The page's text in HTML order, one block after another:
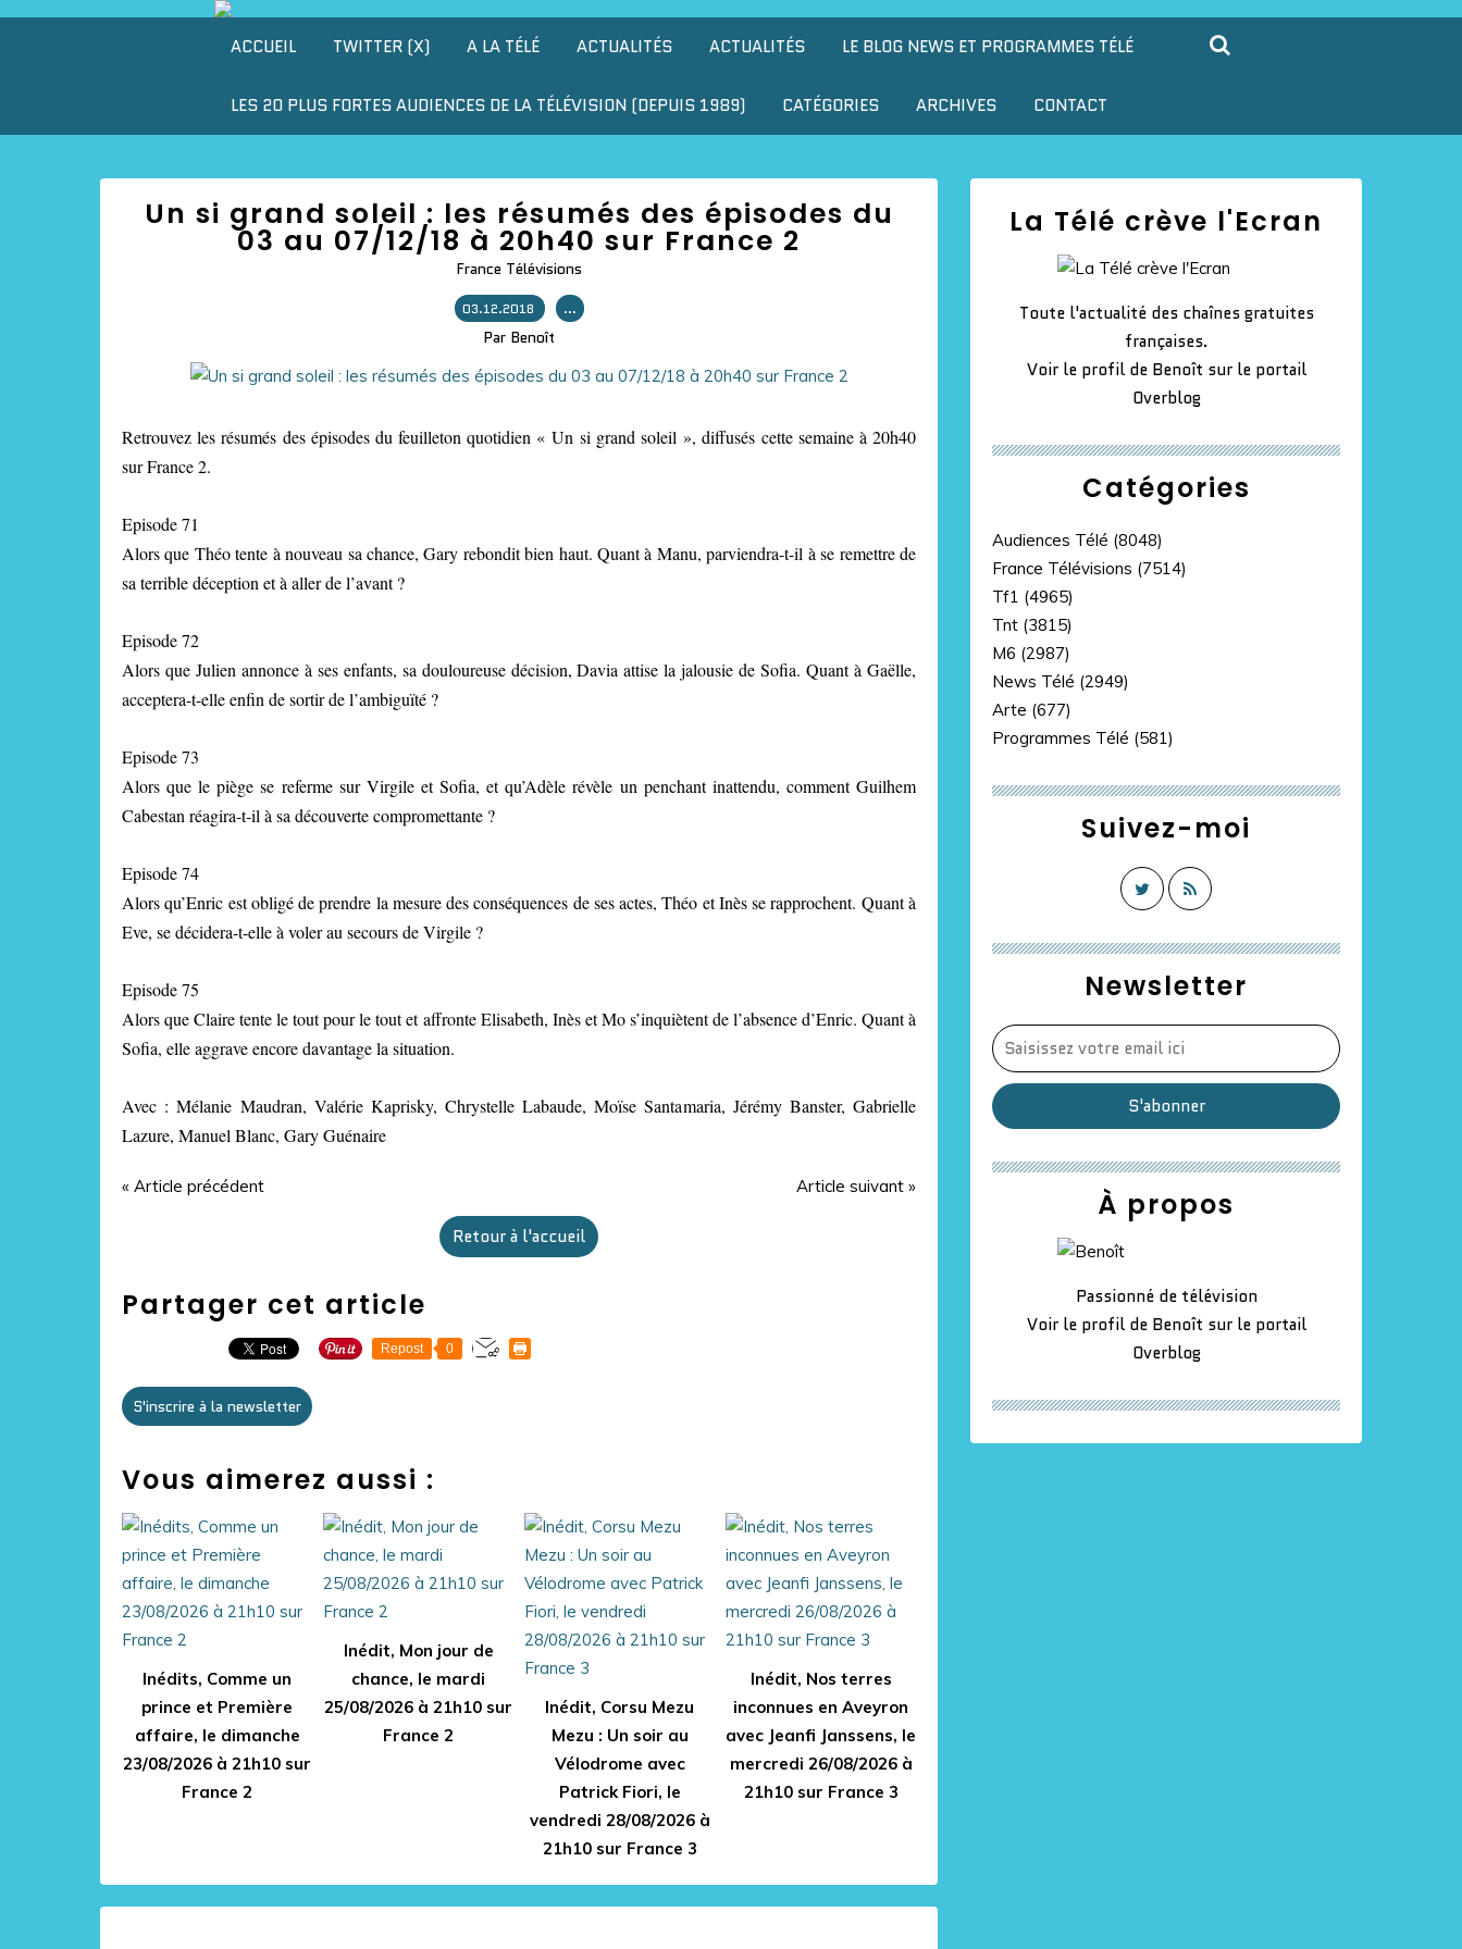
ACCUEIL TWITTER (X) A LA TÉLÉ ACTUALITÉS ACTUALITÉS LE BLOG NEWS ET PROGRAMMES TÉLÉ
LES 20 PLUS FORTES AUDIENCES DE LA TÉLÉVISION (DEPUIS 1989) CATÉGORIES ARCHIVES CONTACT
Un si grand soleil : les résumés des épisodes du
03 au 07/12/18 à 20h40 sur France 2
France Télévisions
03.12.2018 …
Par Benoît
Retrouvez les résumés des épisodes du feuilleton quotidien « Un si grand soleil », diffusés cette semaine à 20h40
sur France 2.
Episode 71
Alors que Théo tente à nouveau sa chance, Gary rebondit bien haut. Quant à Manu, parviendra-t-il à se remettre de
sa terrible déception et à aller de l’avant ?
Episode 72
Alors que Julien annonce à ses enfants, sa douloureuse décision, Davia attise la jalousie de Sofia. Quant à Gaëlle,
acceptera-t-elle enfin de sortir de l’ambiguïté ?
Episode 73
Alors que le piège se referme sur Virgile et Sofia, et qu’Adèle révèle un penchant inattendu, comment Guilhem
Cabestan réagira-t-il à sa découverte compromettante ?
Episode 74
Alors qu’Enric est obligé de prendre la mesure des conséquences de ses actes, Théo et Inès se rapprochent. Quant à
Eve, se décidera-t-elle à voler au secours de Virgile ?
Episode 75
Alors que Claire tente le tout pour le tout et affronte Elisabeth, Inès et Mo s’inquiètent de l’absence d’Enric. Quant à
Sofia, elle aggrave encore davantage la situation.
Avec : Mélanie Maudran, Valérie Kaprisky, Chrystelle Labaude, Moïse Santamaria, Jérémy Banster, Gabrielle
Lazure, Manuel Blanc, Gary Guénaire
« Article précédent Article suivant »
Retour à l'accueil
Partager cet article
Repost 0
S'inscrire à la newsletter
Vous aimerez aussi :
Inédits, Comme un
prince et Première
affaire, le dimanche
23/08/2026 à 21h10 sur
France 2
Inédit, Mon jour de
chance, le mardi
25/08/2026 à 21h10 sur
France 2
Inédit, Corsu Mezu
Mezu : Un soir au
Vélodrome avec
Patrick Fiori, le
vendredi 28/08/2026 à
21h10 sur France 3
Inédit, Nos terres
inconnues en Aveyron
avec Jeanfi Janssens, le
mercredi 26/08/2026 à
21h10 sur France 3
Newsletter
Catégories
Audiences Télé (8048)
France Télévisions (7514)
Tf1 (4965)
Tnt (3815)
M6 (2987)
News Télé (2949)
Arte (677)
Programmes Télé (581)
La Télé crève l'Ecran
Toute l'actualité des chaînes gratuites
françaises.
Voir le profil de Benoît sur le portail
Overblog
Suivez-moi
À propos
Passionné de télévision
Voir le profil de Benoît sur le portail
Overblog